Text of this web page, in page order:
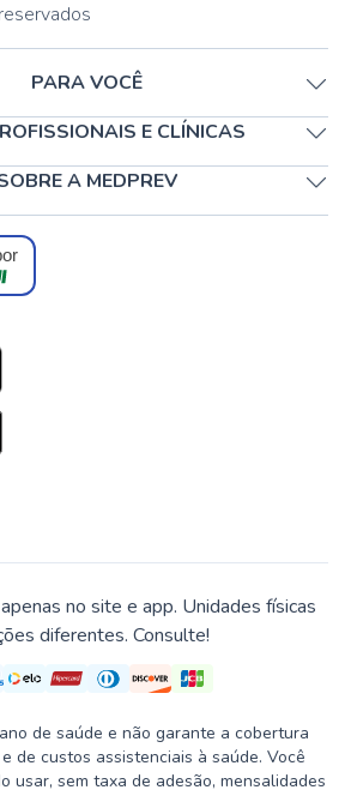
PARA VOCÊ
E CLÍNICAS
A MEDPREV
no site e app. Unidades físicas
diferentes. Consulte!
de saúde e não garante a cobertura
de custos assistenciais à saúde. Você
usar, sem taxa de adesão, mensalidades